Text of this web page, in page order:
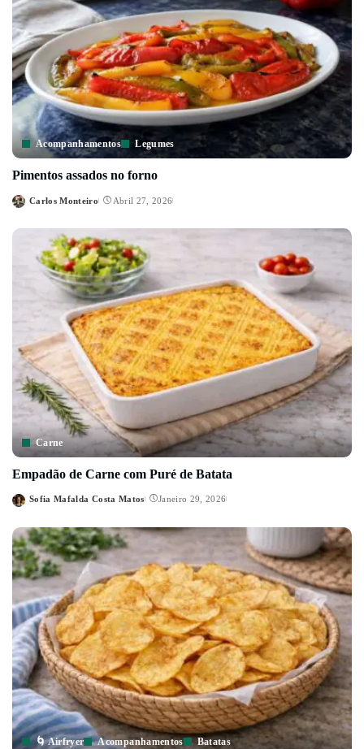
Acompanhamentos Legumes
Pimentos assados no forno
Posted
Carlos Monteiro Abril 27, 2026
Carne
Empadão de Carne com Puré de Batata
Posted
Sofia Mafalda Costa Matos Janeiro 29, 2026
🌀 Airfryer Acompanhamentos Batatas